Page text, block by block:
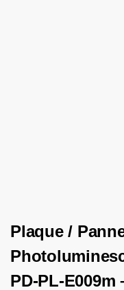
Plaque /
PD-PL-E009m